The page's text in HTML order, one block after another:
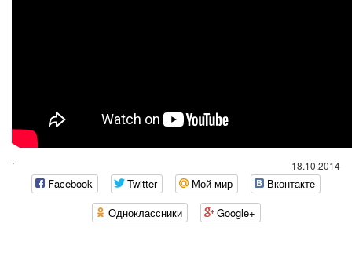
18.10.2014
`
Facebook Twitter Мой мир
Вконтакте
Одноклассники
Google+